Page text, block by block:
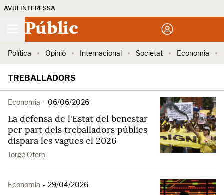
AVUI INTERESSA
Públic
Política Opinió Internacional Societat Economia
TREBALLADORS
Economia - 06/06/2026
La defensa de l'Estat del benestar
per part dels treballadors públics
dispara les vagues el 2026
Jorge Otero
Economia - 29/04/2026